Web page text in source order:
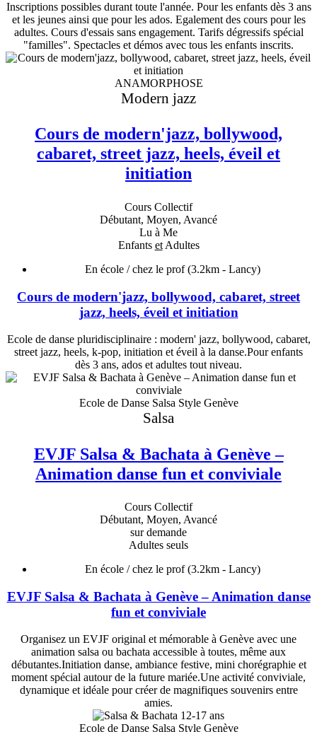
Inscriptions possibles durant toute l'année. Pour les enfants dès 3 ans
et les jeunes ainsi que pour les ados. Egalement des cours pour les
adultes. Cours d'essais sans engagement. Tarifs dégressifs spécial
"familles". Spectacles et démos avec tous les enfants inscrits.
ANAMORPHOSE
Modern jazz
Cours de modern'jazz, bollywood,
cabaret, street jazz, heels, éveil et
initiation
Cours Collectif
Débutant, Moyen, Avancé
Lu à Me
Enfants etAdultes
En école / chez le prof(3.2km - Lancy)
Cours de modern'jazz, bollywood, cabaret, street
jazz, heels, éveil et initiation
Ecole de danse pluridisciplinaire : modern' jazz, bollywood, cabaret,
street jazz, heels, k-pop, initiation et éveil à la danse.Pour enfants
dès 3 ans, ados et adultes tout niveau.
Ecole de Danse Salsa Style Genève
Salsa
EVJF Salsa & Bachata à Genève –
Animation danse fun et conviviale
Cours Collectif
Débutant, Moyen, Avancé
sur demande
Adultes seuls
En école / chez le prof(3.2km - Lancy)
EVJF Salsa & Bachata à Genève – Animation danse
fun et conviviale
Organisez un EVJF original et mémorable à Genève avec une
animation salsa ou bachata accessible à toutes, même aux
débutantes.Initiation danse, ambiance festive, mini chorégraphie et
moment spécial autour de la future mariée.Une activité conviviale,
dynamique et idéale pour créer de magnifiques souvenirs entre
amies.
Ecole de Danse Salsa Style Genève